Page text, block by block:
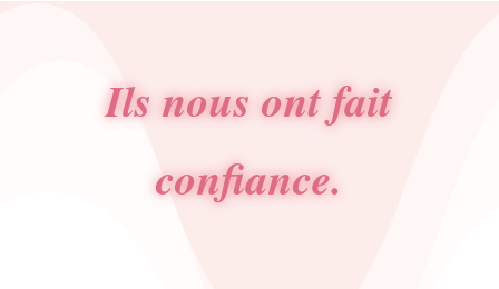
Ils nous ont fait
confiance.